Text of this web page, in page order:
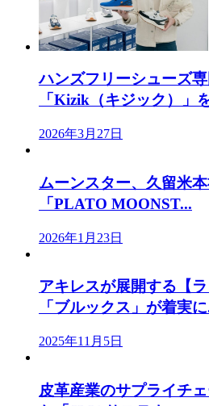
ハンズフリーシューズ
「Kizik（キジック）」
2026年3月27日
ムーンスター、久留米
「PLATO MOONST...
2026年1月23日
アキレスが展開する【
「ブルックス」が着実
2025年11月5日
皮革産業のサプライチ